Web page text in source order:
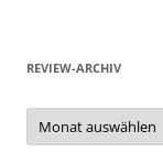
REVIEW-ARCHIV
Review-
Archiv